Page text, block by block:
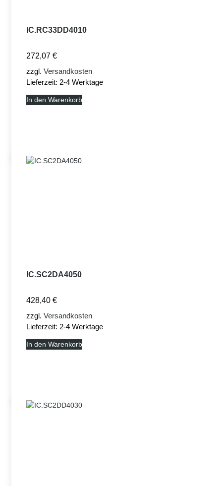
IC.RC33DD4010
272,07 €
zzgl. Versandkosten
Lieferzeit: 2-4 Werktage
In den Warenkorb
IC.SC2DA4050
428,40 €
zzgl. Versandkosten
Lieferzeit: 2-4 Werktage
In den Warenkorb